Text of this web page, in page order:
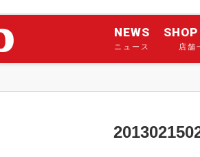
NEWS
ニュース 店舗